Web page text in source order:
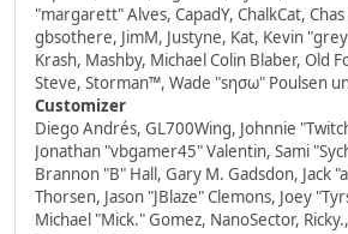
"margarett" Alves, CapadY, ChalkCat,
gbsothere, JimM, Justyne, Kat, Kevin
Krash, Mashby, Michael Colin Blaber, Old
Steve, Storman™, Wade "sησω" Poulsen
Customizer
Diego Andrés, GL700Wing, Johnnie
Jonathan "vbgamer45" Valentin, Sami
Brannon "B" Hall, Gary M. Gadsdon, Jack
Thorsen, Jason "JBlaze" Clemons, Joey
Michael "Mick." Gomez, NanoSector,